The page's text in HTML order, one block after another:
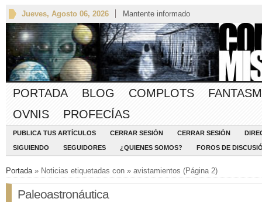
Jueves, Agosto 06, 2026 Mantente informado
PORTADA BLOG COMPLOTS
OVNIS
PROFECÍAS
PUBLICA TUS ARTÍCULOS CERRAR SESIÓN CERRAR SESIÓN
SIGUIENDO SEGUIDORES ¿QUIENES SOMOS? FOROS DE
Portada » Noticias etiquetadas con » avistamientos (Página 2)
Paleoastronáutica